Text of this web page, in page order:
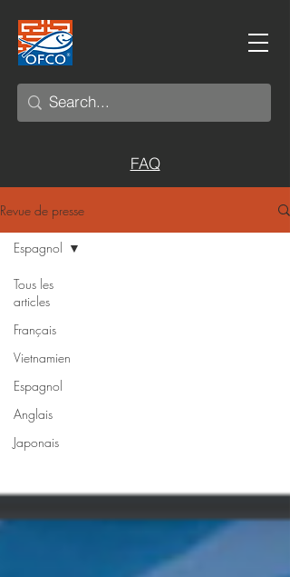
FAQ
Revue de presse
Tous les
articles
Français
Vietnamien
Espagnol
Anglais
Japonais
Espagnol